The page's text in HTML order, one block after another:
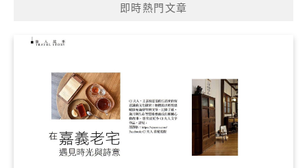
即時熱門文章